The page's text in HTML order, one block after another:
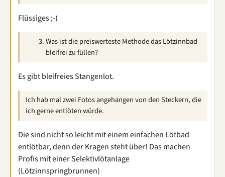
Flüssiges ;-)
Was ist die preiswerteste Methode das Lötzinnbad
bleifrei zu füllen?
Es gibt bleifreies Stangenlot.
Ich hab mal zwei Fotos angehangen von den Steckern, die
ich gerne entlöten würde.
Die sind nicht so leicht mit einem einfachen Lötbad
entlötbar, denn der Kragen steht über! Das machen
Profis mit einer Selektivlötanlage
(Lötzinnspringbrunnen)